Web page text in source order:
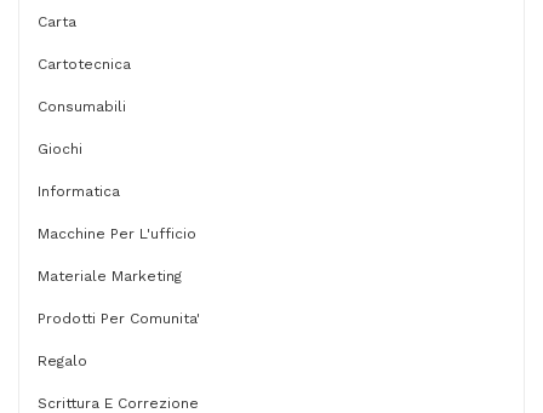
Carta
Cartotecnica
Consumabili
Giochi
Informatica
Macchine Per L'ufficio
Materiale Marketing
Prodotti Per Comunita'
Regalo
Scrittura E Correzione